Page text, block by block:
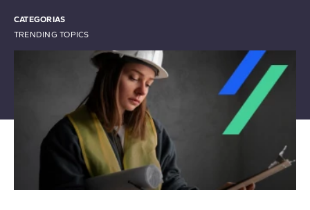
CATEGORIAS
TRENDING TOPICS